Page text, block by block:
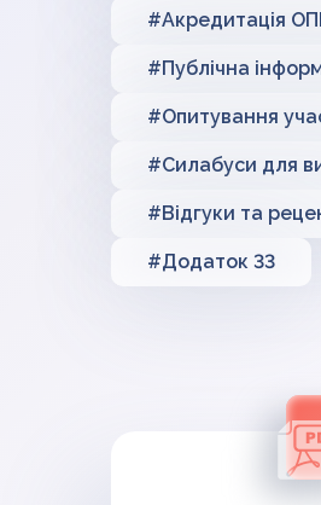
#Акредитація
#Публічна
#Опитування
#Силабуси для
#Відгуки та
#Додаток 33